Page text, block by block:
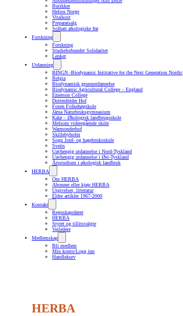
Butikker
Helios Norge
Vitalkost
Preparatsalg
Solhatt økologiske frø
Forskning
Forskning
Studieforbundet Solidaritet
Lenker
Utdanning
BINGN -Biodynamic Inititative for the Next Generation Nordic
Belgia
Biodynamisk grunnutdannelse
Biodynamic Agricultural College – England
Emerson College
Dottenfelder Hof
Fosen Folkehøgskole
Järna Naturbruksgymnasium
Kalø – Økologisk landbrugsskole
Melsom videregående skole
Warmonderhof
Skillebyholm
Sogn Jord- og hagebruksskule
Sveits
Uavhengig utdannelse i Nord-Tyskland
Uavhengig utdannelse i Øst-Tyskland
Årsstudium i økologisk landbruk
HERBA
Om HERBA
Abonner eller kjøp HERBA
Utgivelser, litteratur
Eldre artikler 1967-2000
Kontakt
Regnskapsfører
HERBA
Styret og tillitsvalgte
Veiledere
Medlemskap
Bli medlem
Min konto/Logg inn
Handlekurv
HERBA